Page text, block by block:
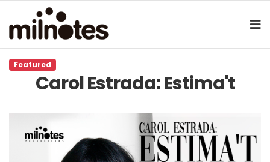
Featured
Carol Estrada: Estima't